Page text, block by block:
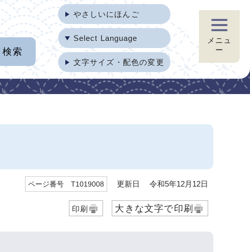
やさしいにほんご
Select Language
文字サイズ・配色の変更
メニュ
ー
ページ番号 T1019008 更新日 令和5年12月12日
印刷 大きな文字で印刷